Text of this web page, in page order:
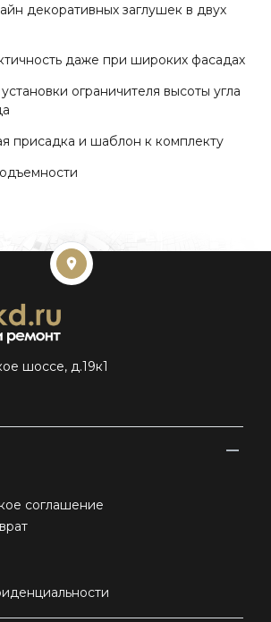
декоративных заглушек в двух
даже при широких фасадах
ограничителя высоты угла
и шаблон к комплекту
шоссе, д.19к1
соглашение